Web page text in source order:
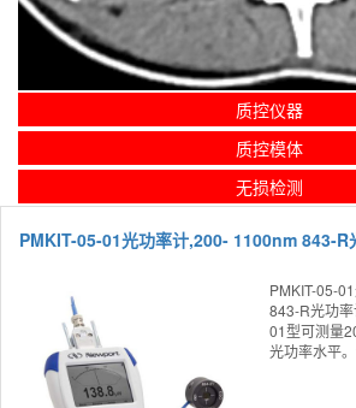
质控仪器
质控模体
无损检测
PMKIT-05-01光功率计,200- 1100nm 843-R
PMKIT-05-
843-R光功
01型可测量
光功率水平